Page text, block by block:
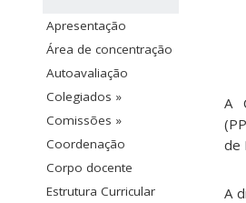
Apresentação
Área de concentração
Autoavaliação
Colegiados »
Comissões »
Coordenação
Corpo docente
Estrutura Curricular
A
de
A